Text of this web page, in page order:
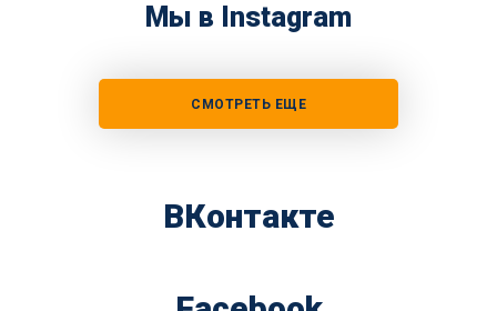
Мы в Instagram
СМОТРЕТЬ ЕЩЕ
ВКонтакте